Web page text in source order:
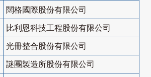
闊格國際股份有限公司
比利恩科技工程股份有限公司
光冊整合股份有限公司
謎團製造所股份有限公司